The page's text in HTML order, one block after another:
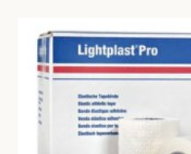
CONTACT
registreer
login
WINDELS EN STEUNVERBANDEN
COMPRESSEN
GAAS- EN FIXATIEVERBANDEN